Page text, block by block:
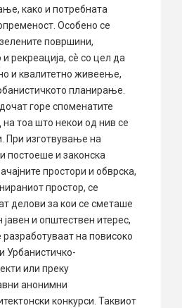
како и потребната
Особено се
површини,
рекреација, сѐ со цел да
и квалитетно живеење,
планирање.
горе споменатите
на тоа што некои од нив се
При изготвување на
постоеше и законска
простори и обврска,
простор, се
делови за кои се сметаше
и општествен итерес,
на повисоко
Урбанистичко-
или преку
анонимни
конкурси. Таквиот